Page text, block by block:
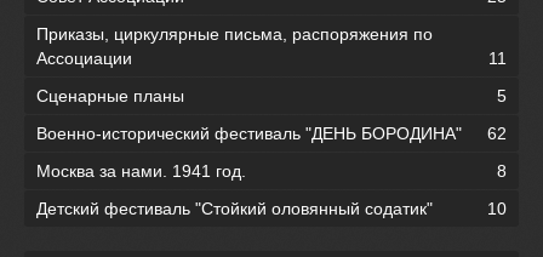
Приказы, циркулярные письма, распоряжения по
Ассоциации
11
Сценарные планы
5
Военно-исторический фестиваль "ДЕНЬ БОРОДИНА"
62
Москва за нами. 1941 год.
8
Детский фестиваль "Стойкий оловянный содатик"
10